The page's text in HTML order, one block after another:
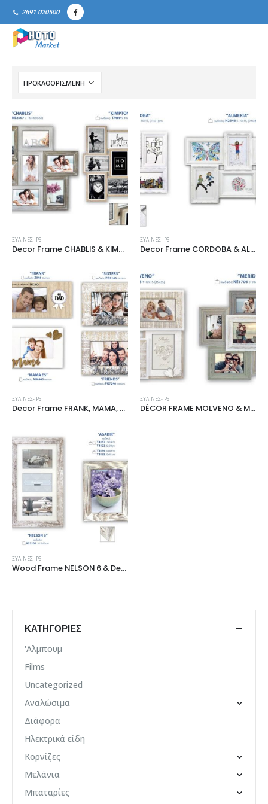
2691 020500
ΞΎΛΙΝΕΣ- PS
Decor Frame CHABLIS & KIMPTON
ΞΎΛΙΝΕΣ- PS
Decor Frame CORDOBA & ALMERIA
ΞΎΛΙΝΕΣ- PS
Decor Frame FRANK, MAMA, SISTERS, FRIENDS
ΞΎΛΙΝΕΣ- PS
DÉCOR FRAME MOLVENO & MERIDIEN
ΞΎΛΙΝΕΣ- PS
Wood Frame NELSON 6 & Decor Frame AGADIR
ΚΑΤΗΓΟΡΊΕΣ
'Αλμπουμ
Films
Uncategorized
Αναλώσιμα
Διάφορα
Ηλεκτρικά είδη
Κορνίζες
Μελάνια
Μπαταρίες